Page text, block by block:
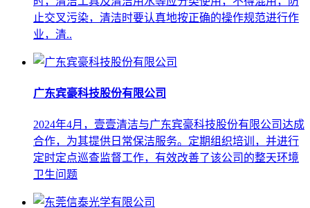
止交叉污染，清洁时要认真地按正确的操作规范进行作
业，清..
广东宾豪科技股份有限公司
2024年4月，壹壹清洁与广东宾豪科技股份有限公司达成
合作，为其提供日常保洁服务。定期组织培训，并进行
定时定点巡查监督工作，有效改善了该公司的整天环境
卫生问题